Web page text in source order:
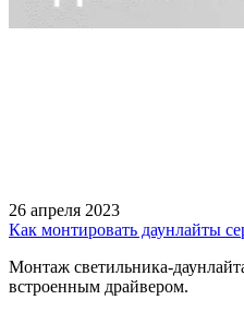
26 апреля 2023
Как монтировать даунлайты
Монтаж светильника-
встроенным драйвером.